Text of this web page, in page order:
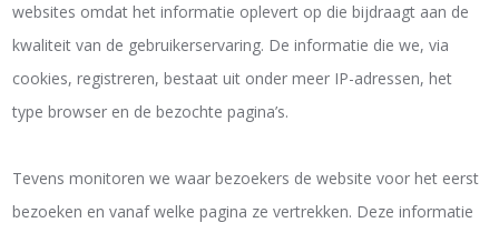
websites omdat het informatie oplevert op die bijdraagt aan de
kwaliteit van de gebruikerservaring. De informatie die we, via
cookies, registreren, bestaat uit onder meer IP-adressen, het
type browser en de bezochte pagina’s.
Tevens monitoren we waar bezoekers de website voor het eerst
bezoeken en vanaf welke pagina ze vertrekken. Deze informatie